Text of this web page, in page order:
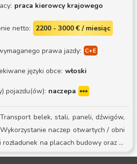
praca kierowcy krajowego
netto: 2200 - 3000 € / miesiąc
prawa jazdy:
języki obce: włoski
pojazdu(ów): naczepa
- Przestrzeganie proce